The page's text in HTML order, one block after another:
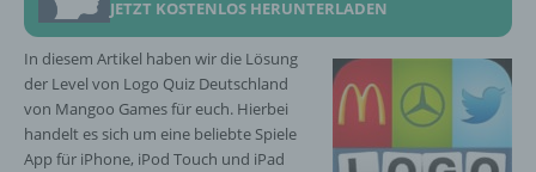
JETZT KOSTENLOS HERUNTERLADEN
In diesem Artikel haben wir die Lösung
der Level von Logo Quiz Deutschland
von Mangoo Games für euch. Hierbei
handelt es sich um eine beliebte Spiele
App für iPhone, iPod Touch und iPad